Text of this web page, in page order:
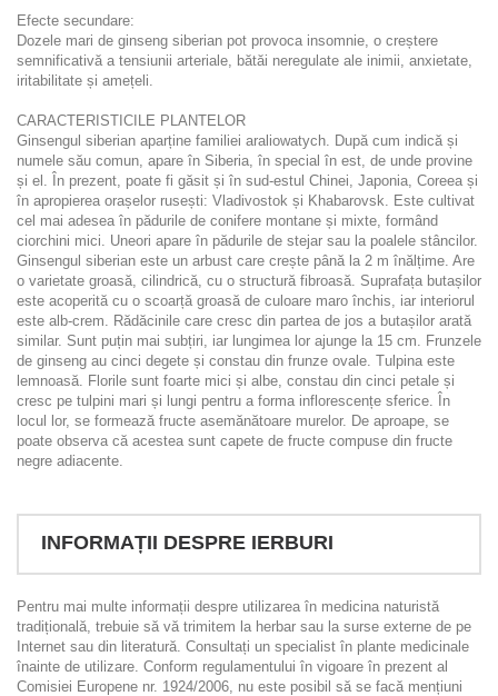
Efecte secundare:
Dozele mari de ginseng siberian pot provoca insomnie, o creștere
semnificativă a tensiunii arteriale, bătăi neregulate ale inimii, anxietate,
iritabilitate și amețeli.
CARACTERISTICILE PLANTELOR
Ginsengul siberian aparține familiei araliowatych. După cum indică și
numele său comun, apare în Siberia, în special în est, de unde provine
și el. În prezent, poate fi găsit și în sud-estul Chinei, Japonia, Coreea și
în apropierea orașelor rusești: Vladivostok și Khabarovsk. Este cultivat
cel mai adesea în pădurile de conifere montane și mixte, formând
ciorchini mici. Uneori apare în pădurile de stejar sau la poalele stâncilor.
Ginsengul siberian este un arbust care crește până la 2 m înălțime. Are
o varietate groasă, cilindrică, cu o structură fibroasă. Suprafața butașilor
este acoperită cu o scoarță groasă de culoare maro închis, iar interiorul
este alb-crem. Rădăcinile care cresc din partea de jos a butașilor arată
similar. Sunt puțin mai subțiri, iar lungimea lor ajunge la 15 cm. Frunzele
de ginseng au cinci degete și constau din frunze ovale. Tulpina este
lemnoasă. Florile sunt foarte mici și albe, constau din cinci petale și
cresc pe tulpini mari și lungi pentru a forma inflorescențe sferice. În
locul lor, se formează fructe asemănătoare murelor. De aproape, se
poate observa că acestea sunt capete de fructe compuse din fructe
negre adiacente.
INFORMAȚII DESPRE IERBURI
Pentru mai multe informații despre utilizarea în medicina naturistă
tradițională, trebuie să vă trimitem la herbar sau la surse externe de pe
Internet sau din literatură. Consultați un specialist în plante medicinale
înainte de utilizare. Conform regulamentului în vigoare în prezent al
Comisiei Europene nr. 1924/2006, nu este posibil să se facă mențiuni